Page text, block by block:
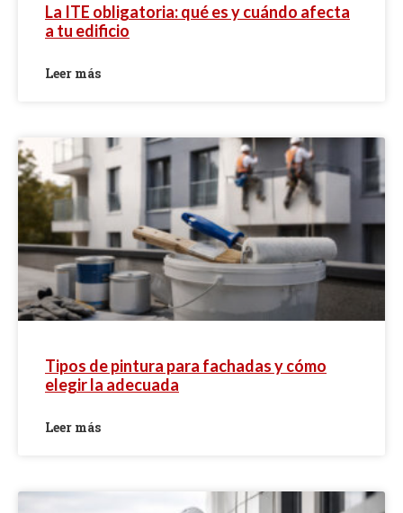
La ITE obligatoria: qué es y cuándo afecta
a tu edificio
Leer más
Tipos de pintura para fachadas y cómo
elegir la adecuada
Leer más